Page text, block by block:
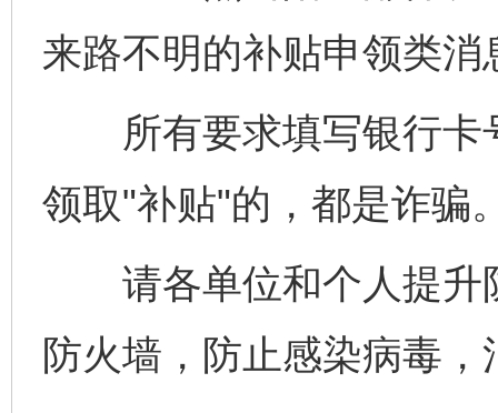
来路不明的补贴申领类消
所有要求填写银行卡
领取"补贴"的，都是诈骗
请各单位和个人提升
防火墙，防止感染病毒